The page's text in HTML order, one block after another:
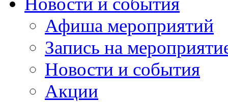
Афиша мероприятий
Запись на
Новости и события
Акции